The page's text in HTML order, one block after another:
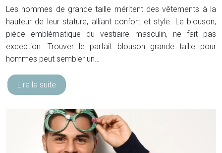
Les hommes de grande taille méritent des vêtements à la
hauteur de leur stature, alliant confort et style. Le blouson,
pièce emblématique du vestiaire masculin, ne fait pas
exception. Trouver le parfait blouson grande taille pour
hommes peut sembler un…
Lire la suite